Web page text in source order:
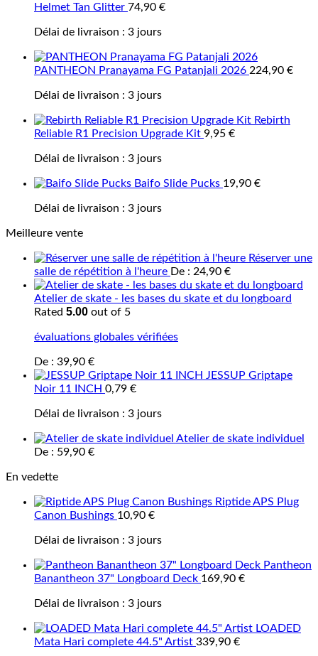
Helmet Tan Glitter 74,90 €
Délai de livraison : 3 jours
PANTHEON Pranayama FG Patanjali 2026 224,90 €
Délai de livraison : 3 jours
Rebirth
Reliable R1 Precision Upgrade Kit 9,95 €
Délai de livraison : 3 jours
Baifo Slide Pucks 19,90 €
Délai de livraison : 3 jours
Meilleure vente
Réserver une
salle de répétition à l'heure De : 24,90 €
Atelier de skate - les bases du skate et du longboard
Rated 5.00 out of 5
évaluations globales vérifiées
De : 39,90 €
JESSUP Griptape
Noir 11 INCH 0,79 €
Délai de livraison : 3 jours
Atelier de skate individuel
De : 59,90 €
En vedette
Riptide APS Plug
Canon Bushings 10,90 €
Délai de livraison : 3 jours
Pantheon
Banantheon 37" Longboard Deck 169,90 €
Délai de livraison : 3 jours
LOADED
Mata Hari complete 44.5" Artist 339,90 €